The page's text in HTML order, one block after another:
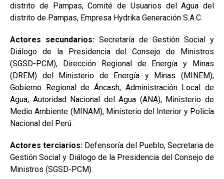
distrito de Pampas, Comité de Usuarios del Agua del
distrito de Pampas, Empresa Hydrika Generación S.A.C.
Actores secundarios: Secretaría de Gestión Social y
Diálogo de la Presidencia del Consejo de Ministros
(SGSD-PCM), Dirección Regional de Energía y Minas
(DREM) del Ministerio de Energía y Minas (MINEM),
Gobierno Regional de Áncash, Administración Local de
Agua, Autoridad Nacional del Agua (ANA), Ministerio de
Medio Ambiente (MINAM), Ministerio del Interior y Policía
Nacional del Perú.
Actores terciarios: Defensoría del Pueblo, Secretaria de
Gestión Social y Diálogo de la Presidencia del Consejo de
Ministros (SGSD-PCM).